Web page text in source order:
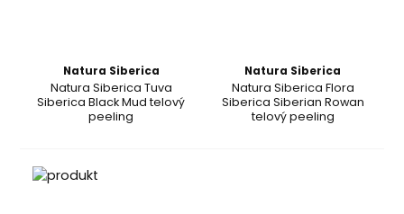
Natura Siberica
Natura Siberica Tuva
Siberica Black Mud telový
peeling
Natura Siberica
Natura Siberica Flora
Siberica Siberian Rowan
telový peeling